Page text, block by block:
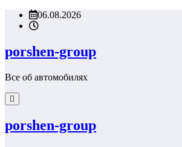
Перейти06.08.2026
porshen-group
Все об автомобилях
porshen-group